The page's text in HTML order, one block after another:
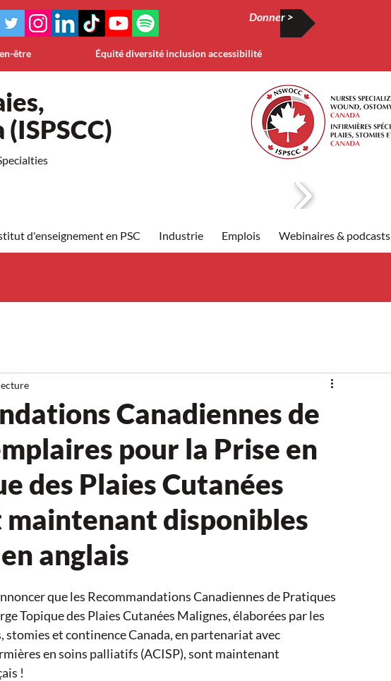
Donner >
être Équité diversité inclusion accessibilité
d'enseignement en PSC Industrie Emplois Webinaires & podcasts
Canadiennes de
pour la Prise en
des Plaies Cutanées
maintenant disponibles
anglais
que les Recommandations Canadiennes de Pratiques
Topique des Plaies Cutanées Malignes, élaborées par les
stomies et continence Canada, en partenariat avec
en soins palliatifs (ACISP), sont maintenant
!